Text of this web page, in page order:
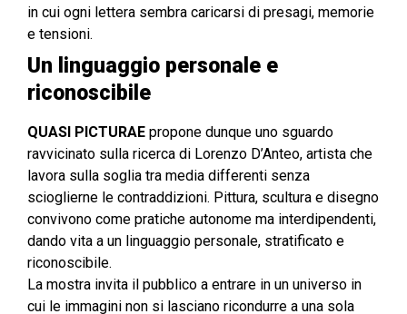
in cui ogni lettera sembra caricarsi di presagi, memorie
e tensioni.
Un linguaggio personale e
riconoscibile
QUASI PICTURAE propone dunque uno sguardo
ravvicinato sulla ricerca di Lorenzo D’Anteo, artista che
lavora sulla soglia tra media differenti senza
scioglierne le contraddizioni. Pittura, scultura e disegno
convivono come pratiche autonome ma interdipendenti,
dando vita a un linguaggio personale, stratificato e
riconoscibile.
La mostra invita il pubblico a entrare in un universo in
cui le immagini non si lasciano ricondurre a una sola